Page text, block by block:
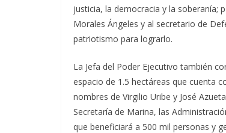
justicia, la democracia y la soberanía;
Morales Ángeles y al secretario de
patriotismo para lograrlo.
La Jefa del Poder Ejecutivo también
espacio de 1.5 hectáreas que cuenta
nombres de Virgilio Uribe y José
Secretaría de Marina, las
que beneficiará a 500 mil personas y